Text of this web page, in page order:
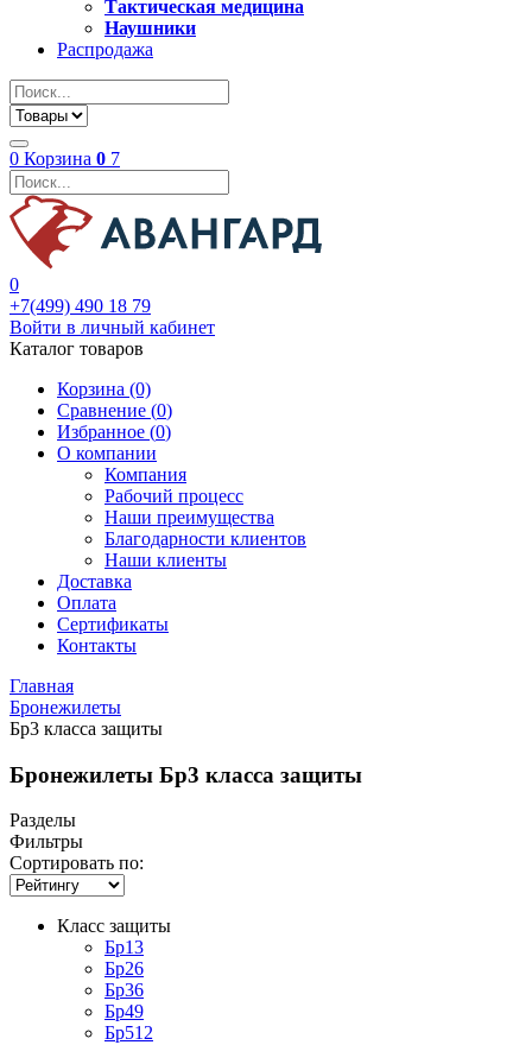
Тактическая медицина
Наушники
Распродажа
0 Корзина 0 7
0
+7(499) 490 18 79
Войти в личный кабинет
Каталог товаров
Корзина (0)
Сравнение (0)
Избранное (0)
О компании
Компания
Рабочий процесс
Наши преимущества
Благодарности клиентов
Наши клиенты
Доставка
Оплата
Сертификаты
Контакты
Главная
Бронежилеты
Бр3 класса защиты
Бронежилеты Бр3 класса защиты
Разделы
Фильтры
Сортировать по:
Класс защиты
Бр13
Бр26
Бр36
Бр49
Бр512